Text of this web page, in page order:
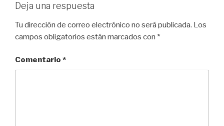
Deja una respuesta
Tu dirección de correo electrónico no será publicada. Los
campos obligatorios están marcados con *
Comentario *